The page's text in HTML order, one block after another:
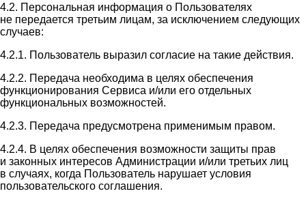
4.2. Персональная информация о Пользователях
не передается третьим лицам, за исключением следующих
случаев:
4.2.1. Пользователь выразил согласие на такие действия.
4.2.2. Передача необходима в целях обеспечения
функционирования Сервиса и/или его отдельных
функциональных возможностей.
4.2.3. Передача предусмотрена применимым правом.
4.2.4. В целях обеспечения возможности защиты прав
и законных интересов Администрации и/или третьих лиц
в случаях, когда Пользователь нарушает условия
пользовательского соглашения.